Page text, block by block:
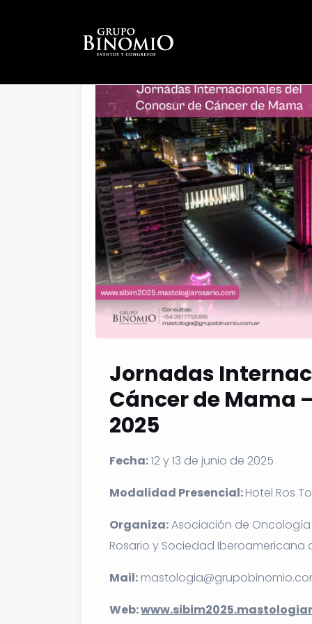
Jornadas
Cáncer de Mama
2025
Fecha:12 y 13 de junio de 2025
Modalidad Presencial:Hotel Ros
Organiza:Asociación de
Rosario y Sociedad Iberoamericana
Mail:
Web: